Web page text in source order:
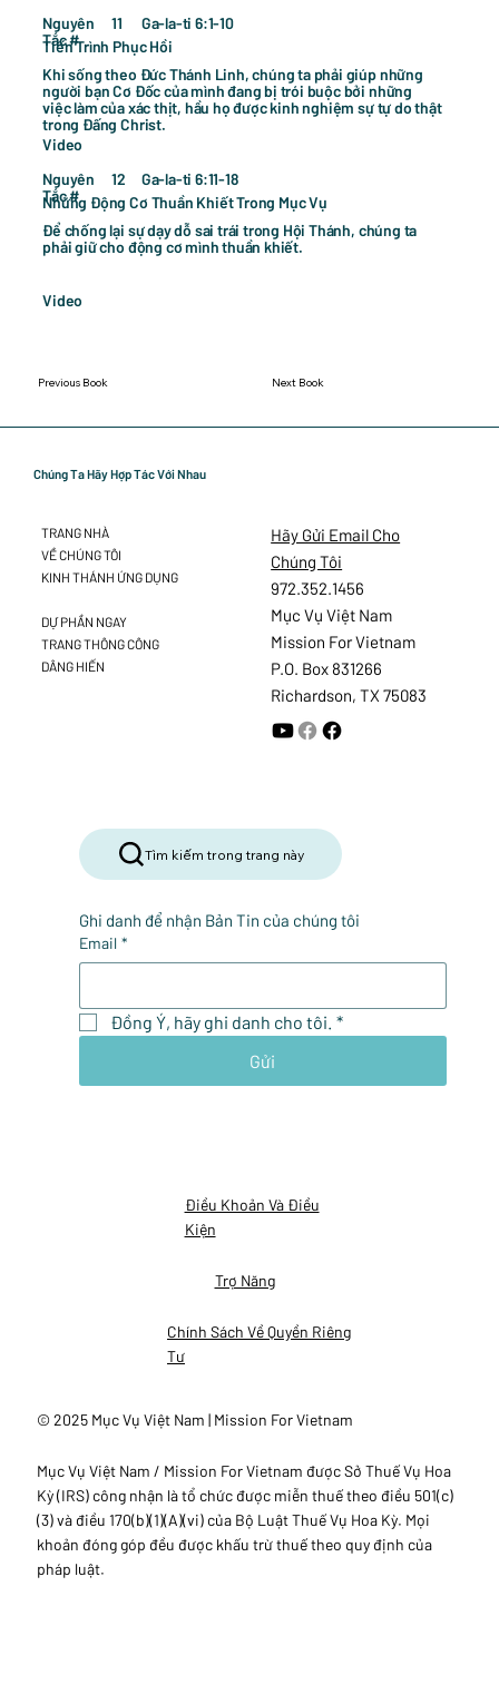
Previous Book Next Book
Nguyên
Tắc #
11
Ga-la-ti 6:1-10
Tiến Trình Phục Hồi
Khi sống theo Đức Thánh Linh, chúng ta phải giúp những
người bạn Cơ Đốc của mình đang bị trói buộc bởi những
việc làm của xác thịt, hầu họ được kinh nghiệm sự tự do thật
trong Đấng Christ.
Video
Nguyên
Tắc #
12
Ga-la-ti 6:11-18
Những Động Cơ Thuần Khiết Trong Mục Vụ
Để chống lại sự dạy dỗ sai trái trong Hội Thánh, chúng ta
phải giữ cho động cơ mình thuần khiết.
Video
Chúng Ta Hãy Hợp Tác Với Nhau
Điều Khoản Và Điều
Kiện
Trợ Năng
Chính Sách Về Quyền Riêng
Tư
© 2025 Mục Vụ Việt Nam | Mission For Vietnam
Mục Vụ Việt Nam / Mission For Vietnam được Sở Thuế Vụ Hoa
Kỳ (IRS) công nhận là tổ chức được miễn thuế theo điều 501(c)
(3) và điều 170(b)(1)(A)(vi) của Bộ Luật Thuế Vụ Hoa Kỳ. Mọi
khoản đóng góp đều được khấu trừ thuế theo quy định của
pháp luật.
Tìm kiếm trong trang này
Ghi danh để nhận Bản Tin của chúng tôi
Email *
Đồng Ý, hãy ghi danh cho tôi. *
Gửi
Hãy Gửi Email Cho
Chúng Tôi
972.352.1456
Mục Vụ Việt Nam
Mission For Vietnam
P.O. Box 831266
Richardson, TX 75083
TRANG NHÀ
VỀ CHÚNG TÔI
KINH THÁNH ỨNG DỤNG
DỰ PHẦN NGAY
TRANG THÔNG CÔNG
DÂNG HIẾN